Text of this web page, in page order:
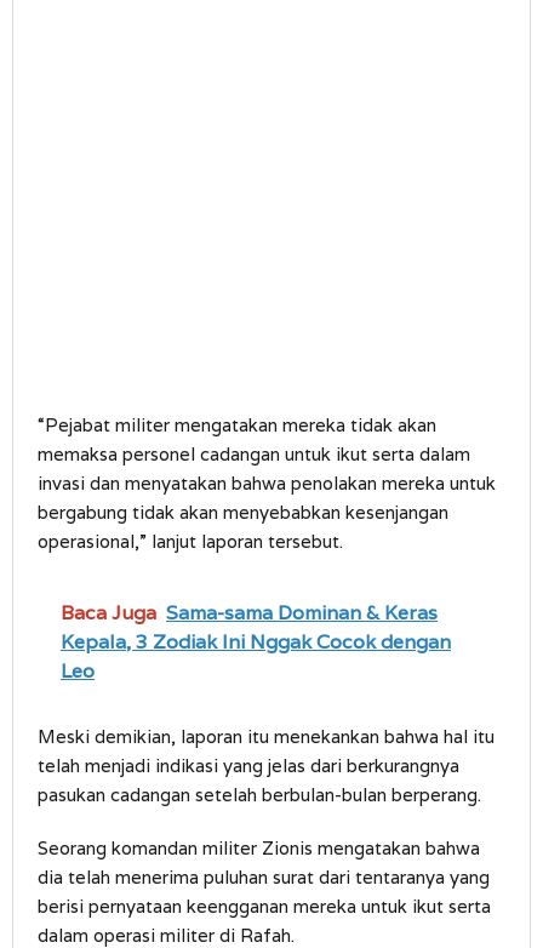
“Pejabat militer mengatakan mereka tidak akan
memaksa personel cadangan untuk ikut serta dalam
invasi dan menyatakan bahwa penolakan mereka untuk
bergabung tidak akan menyebabkan kesenjangan
operasional,” lanjut laporan tersebut.
Baca Juga Sama-sama Dominan & Keras
Kepala, 3 Zodiak Ini Nggak Cocok dengan
Leo
Meski demikian, laporan itu menekankan bahwa hal itu
telah menjadi indikasi yang jelas dari berkurangnya
pasukan cadangan setelah berbulan-bulan berperang.
Seorang komandan militer Zionis mengatakan bahwa
dia telah menerima puluhan surat dari tentaranya yang
berisi pernyataan keengganan mereka untuk ikut serta
dalam operasi militer di Rafah.